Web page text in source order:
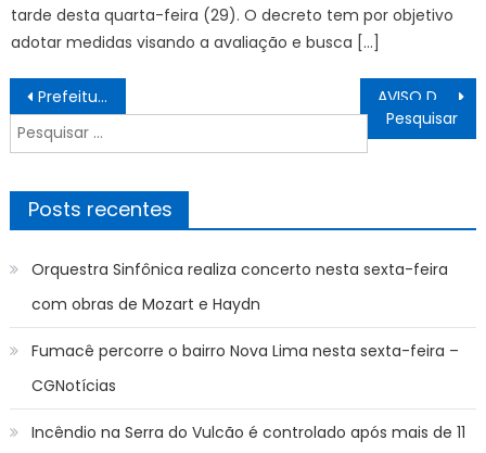
tarde desta quarta-feira (29). O decreto tem por objetivo
adotar medidas visando a avaliação e busca […]
Navegação
de
Post
Prefeitura apoia mais 100 empreendedores com crédito do Programa ‘Eu Posso’
Pesquisar
por:
Posts recentes
Orquestra Sinfônica realiza concerto nesta sexta-feira
com obras de Mozart e Haydn
Fumacê percorre o bairro Nova Lima nesta sexta-feira –
CGNotícias
Incêndio na Serra do Vulcão é controlado após mais de 11